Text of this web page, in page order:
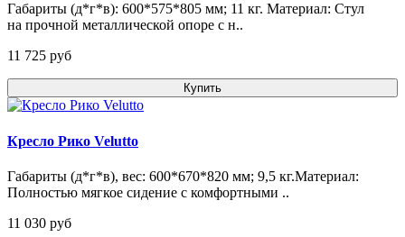
Габариты (д*г*в): 600*575*805 мм; 11 кг. Материал: Стул
на прочной металлической опоре с н..
11 725 pуб
Купить
Кресло Рико Velutto
Габариты (д*г*в), вес: 600*670*820 мм; 9,5 кг.Материал:
Полностью мягкое сидение с комфортными ..
11 030 pуб